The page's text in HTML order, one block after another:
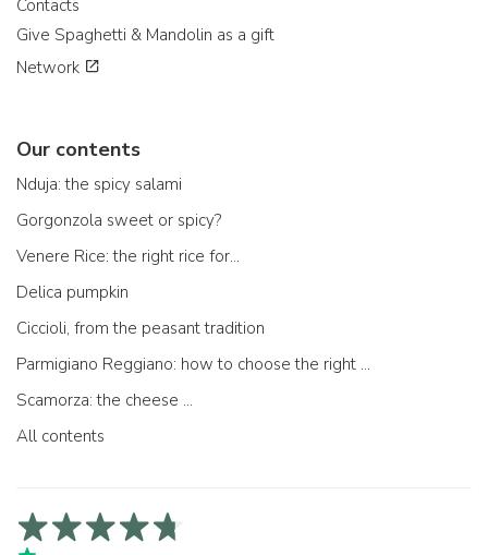
Contacts
Give Spaghetti & Mandolin as a gift
Network
Our contents
Nduja: the spicy salami
Gorgonzola sweet or spicy?
Venere Rice: the right rice for...
Delica pumpkin
Ciccioli, from the peasant tradition
Parmigiano Reggiano: how to choose the right one
Scamorza: the cheese ...
All contents